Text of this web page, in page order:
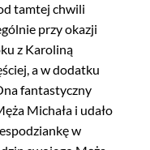
tamtej chwili
przy okazji
z Karoliną
a w dodatku
fantastyczny
Michała i udało
w